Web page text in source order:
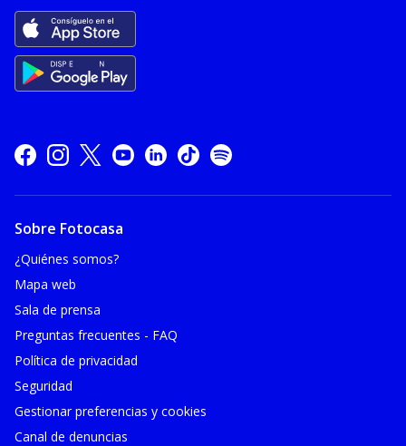
Sobre Fotocasa
¿Quiénes somos?
Mapa web
Sala de prensa
Preguntas frecuentes - FAQ
Política de privacidad
Seguridad
Gestionar preferencias y cookies
Canal de denuncias